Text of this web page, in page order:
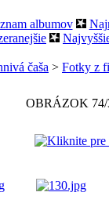
albumov
čaša > Fotky z
OBRÁZOK 74/